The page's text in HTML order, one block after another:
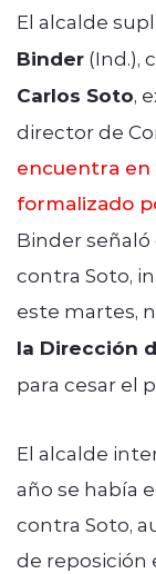
El alcalde
Binder (Ind.),
Carlos Soto,
director de
encuentra
formalizado
Binder
contra Soto,
este martes,
la Dirección
para cesar el
El alcalde
año se había
contra Soto,
de reposición